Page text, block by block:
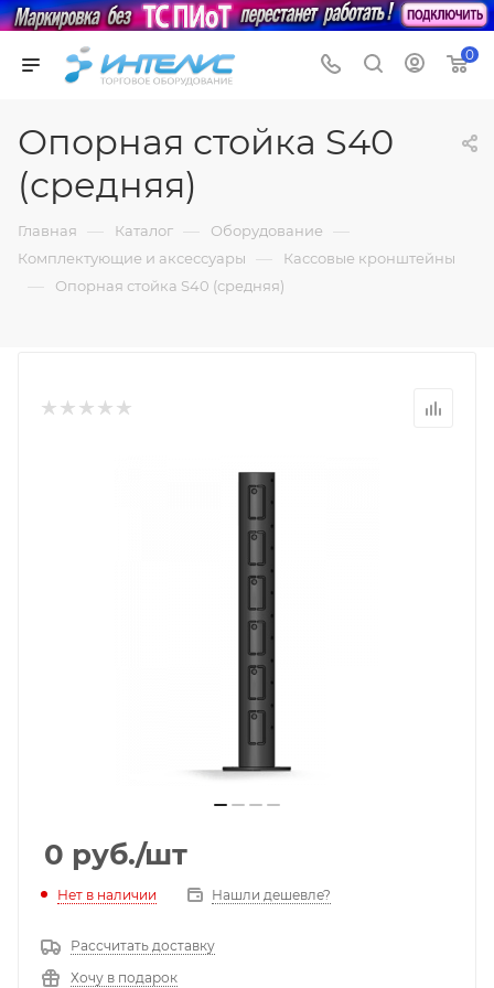
0
Опорная стойка S40
(средняя)
Главная — Каталог — Оборудование —
Комплектующие и аксессуары — Кассовые кронштейны
— Опорная стойка S40 (средняя)
0 руб./шт
Нет в наличии Нашли дешевле?
Рассчитать доставку
Хочу в подарок